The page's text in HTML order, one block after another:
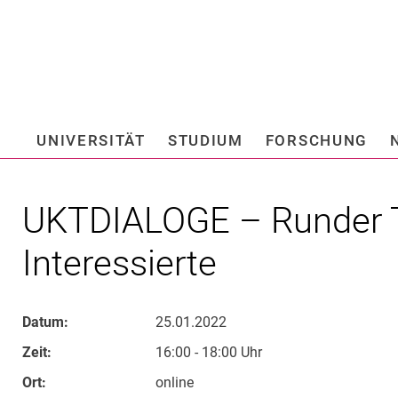
Springe direkt zu:
UNIVERSITÄT STUDIUM FORSCHUNG
UKTDIALOGE –
Interessierte
Datum:
25.01.2022
Zeit:
16:00 - 18:00 Uhr
Ort:
online